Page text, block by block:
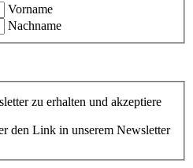
Vorname
Nachname
zu erhalten und akzeptiere
den Link in unserem Newsletter